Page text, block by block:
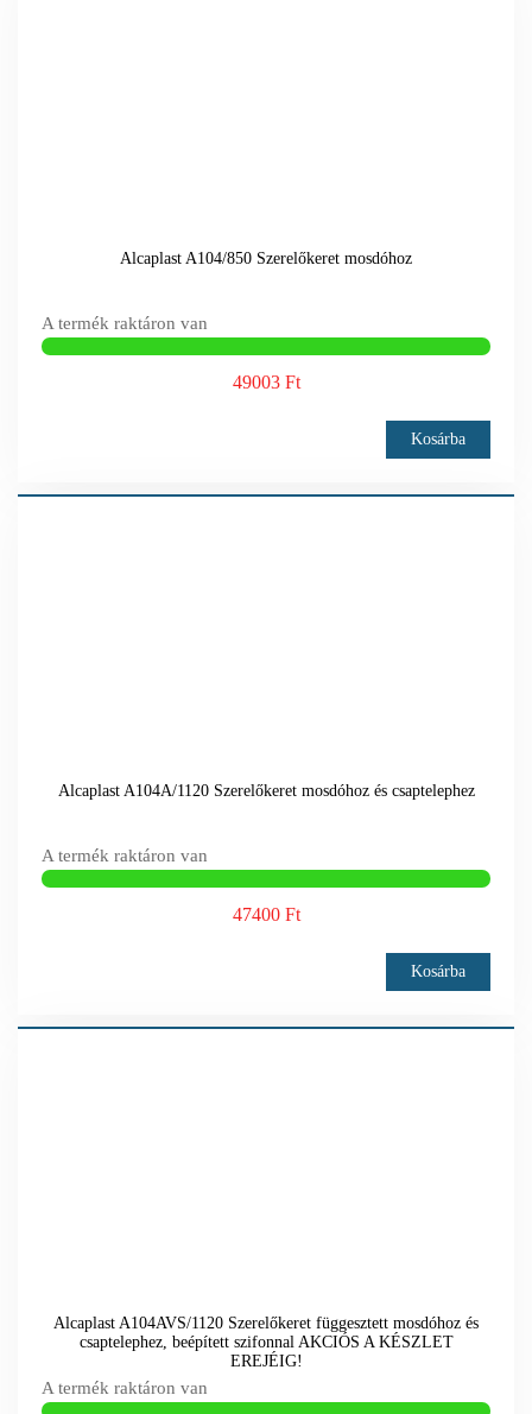
Alcaplast A104/850 Szerelőkeret mosdóhoz
A termék raktáron van
49003 Ft
Kosárba
Alcaplast A104A/1120 Szerelőkeret mosdóhoz és csaptelephez
A termék raktáron van
47400 Ft
Kosárba
Alcaplast A104AVS/1120 Szerelőkeret függesztett mosdóhoz és
csaptelephez, beépített szifonnal AKCIÓS A KÉSZLET
EREJÉIG!
A termék raktáron van